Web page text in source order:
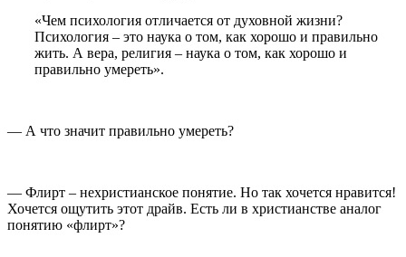
«Чем психология отличается от духовной жизни?
Психология – это наука о том, как хорошо и правильно
жить. А вера, религия – наука о том, как хорошо и
правильно умереть».
— А что значит правильно умереть?
— Флирт – нехристианское понятие. Но так хочется нравится!
Хочется ощутить этот драйв. Есть ли в христианстве аналог
понятию «флирт»?